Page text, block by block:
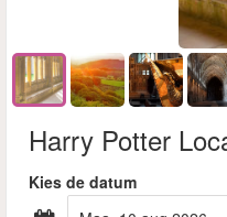
Harry Potter
Kies de datum